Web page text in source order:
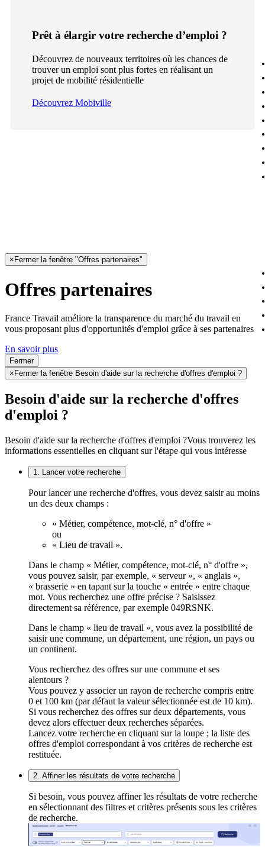
Prêt à élargir votre recherche d’emploi ?
Découvrez de nouveaux territoires où les chances de
trouver un emploi sont plus fortes en réalisant un
projet de mobilité résidentielle
Découvrez Mobiville
× Fermer la fenêtre "Offres partenaires"
Offres partenaires
France Travail améliore la transparence du marché du travail en
vous proposant plus d'opportunités d'emploi grâce à ses partenaires
En savoir plus
Fermer
× Fermer la fenêtre Besoin d'aide sur la recherche d'offres d'emploi ?
Besoin d'aide sur la recherche d'offres
d'emploi ?
Besoin d'aide sur la recherche d'offres d'emploi ?Vous trouverez les
informations essentielles en cliquant sur l'étape qui vous intéresse
1. Lancer votre recherche
Pour lancer une recherche d'offres, vous devez saisir au moins
un des deux champs :
« Métier, compétence, mot-clé, n° d'offre »
ou
« Lieu de travail ».
Dans le champ « Métier, compétence, mot-clé, n° d'offre »,
vous pouvez saisir, par exemple, « serveur », « anglais »,
« brasserie » en tapant sur la touche « entrée » entre chaque
mot. Vous recherchez une offre précise ? Saisissez
directement sa référence, par exemple 049RSNK.
Dans le champ « lieu de travail », vous avez la possibilité de
saisir une commune, un département, une région, un pays ou
un continent.
Vous recherchez des offres sur une commune et ses
alentours ?
Vous pouvez y associer un rayon de recherche compris entre
0 et 100 km (par défaut la valeur sélectionnée est de 10 km).
Si vous recherchez des offres sur deux départements, vous
devez alors effectuer deux recherches séparées.
Lancez votre recherche en cliquant sur la loupe ; la liste des
offres d'emploi correspondant à vos critères de recherche est
restituée.
2. Affiner les résultats de votre recherche
Si besoin, vous pouvez affiner les résultats de votre recherche
en sélectionnant des filtres et critères présents sous les critères
de recherche.